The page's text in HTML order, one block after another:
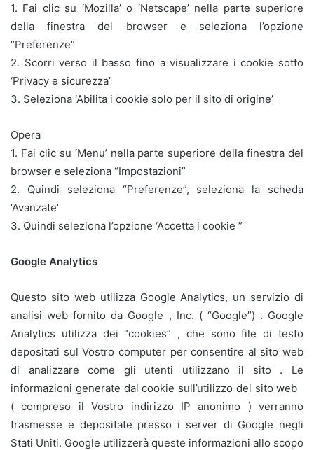
1. Fai clic su ‘Mozilla’ o ‘Netscape’ nella parte superiore
della finestra del browser e seleziona l’opzione
“Preferenze”
2. Scorri verso il basso fino a visualizzare i cookie sotto
‘Privacy e sicurezza’
3. Seleziona ‘Abilita i cookie solo per il sito di origine’
Opera
1. Fai clic su ‘Menu’ nella parte superiore della finestra del
browser e seleziona “Impostazioni”
2. Quindi seleziona “Preferenze”, seleziona la scheda
‘Avanzate’
3. Quindi seleziona l’opzione ‘Accetta i cookie ”
Google Analytics
Questo sito web utilizza Google Analytics, un servizio di
analisi web fornito da Google , Inc. ( “Google”) . Google
Analytics utilizza dei “cookies” , che sono file di testo
depositati sul Vostro computer per consentire al sito web
di analizzare come gli utenti utilizzano il sito . Le
informazioni generate dal cookie sull’utilizzo del sito web
( compreso il Vostro indirizzo IP anonimo ) verranno
trasmesse e depositate presso i server di Google negli
Stati Uniti. Google utilizzerà queste informazioni allo scopo